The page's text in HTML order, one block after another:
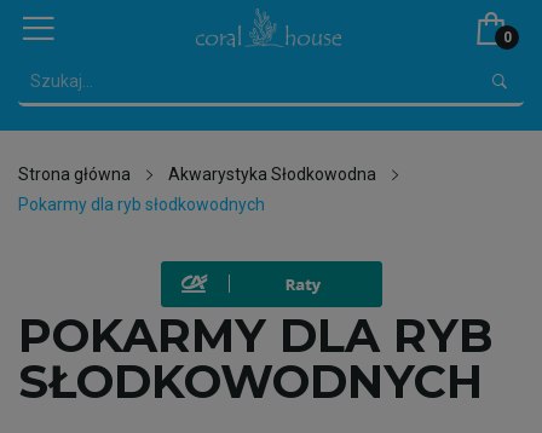
0
Strona główna
Akwarystyka Słodkowodna
Pokarmy dla ryb słodkowodnych
POKARMY DLA RYB
SŁODKOWODNYCH